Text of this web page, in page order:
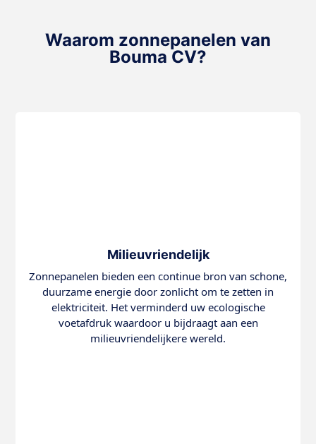
Waarom zonnepanelen van
Bouma CV?
Milieuvriendelijk
Zonnepanelen bieden een continue bron van schone,
duurzame energie door zonlicht om te zetten in
elektriciteit. Het verminderd uw ecologische
voetafdruk waardoor u bijdraagt aan een
milieuvriendelijkere wereld.